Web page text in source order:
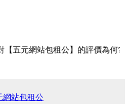
站包租公】的評價為何?
網站包租公